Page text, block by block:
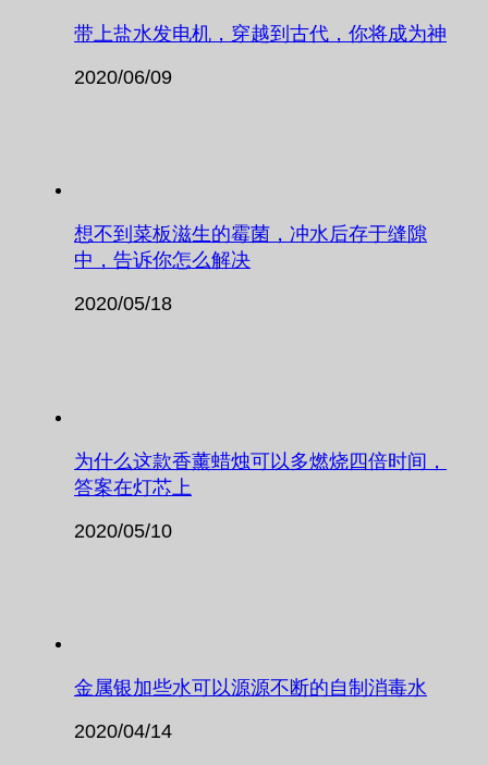
带上盐水发电机，穿越到古代，你将成为神
2020/06/09
想不到菜板滋生的霉菌，冲水后存于缝隙
中，告诉你怎么解决
2020/05/18
为什么这款香薰蜡烛可以多燃烧四倍时间，
答案在灯芯上
2020/05/10
金属银加些水可以源源不断的自制消毒水
2020/04/14